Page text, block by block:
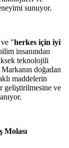
sunuyor.
"herkes için iyi
insanından
teknolojili
doğadan
maddelerin
geliştirilmesine ve
Molası